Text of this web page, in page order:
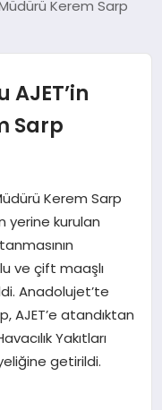
Müdürü Kerem Sarp
AJET’in
Sarp
Kerem Sarp
yerine kurulan
ve çift maaşlı
Anadolujet’te
AJET’e atandıktan
Yakıtları
getirildi.